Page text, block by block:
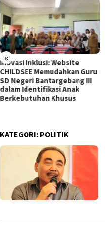
«
Inovasi Inklusi: Website
CHILDSEE Memudahkan Guru
SD Negeri Bantargebang III
dalam Identifikasi Anak
Berkebutuhan Khusus
KATEGORI: POLITIK